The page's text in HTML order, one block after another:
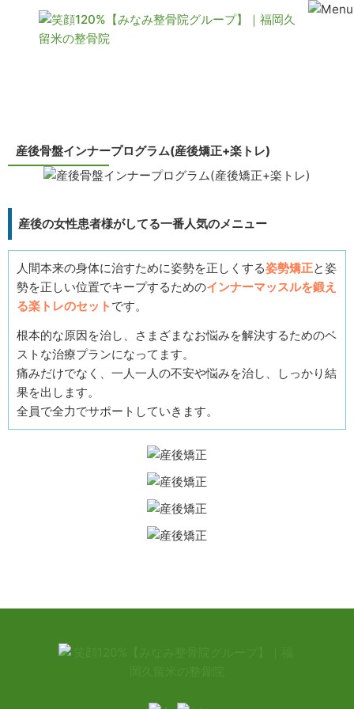
産後骨盤インナープログラム(産後矯正+楽トレ)
産後の女性患者様がしてる一番人気のメニュー
人間本来の身体に治すために姿勢を正しくする姿勢矯正と姿
勢を正しい位置でキープするためのインナーマッスルを鍛え
る楽トレのセット です。
根本的な原因を治し、さまざまなお悩みを解決するためのベ
ストな治療プランになってます。
痛みだけでなく、一人一人の不安や悩みを治し、しっかり結
果を出します。
全員で全力でサポートしていきます。